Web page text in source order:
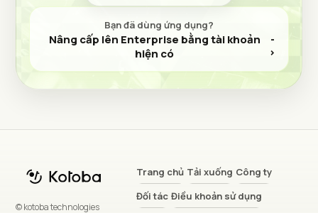
Bạn đã dùng ứng dụng?
Nâng cấp lên Enterprise bằng tài khoản
hiện có(mở trong tab mới)
© kotoba technologies
Trang chủ Tải xuống Công ty(mở
Đối tác(mở trong tab mới)
Điều khoản sử dụng